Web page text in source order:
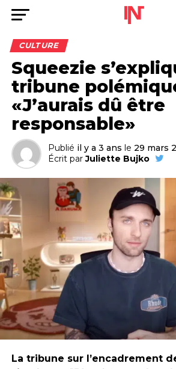
CULTURE
Squeezie
tribune
«J’aurais dû être
responsable»
Publié il y a 3 ans le 29 mars
Écrit par Juliette Bujko
La tribune sur l’encadrement